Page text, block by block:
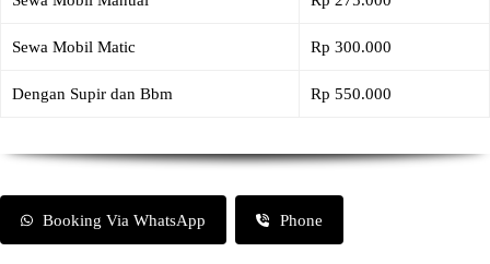
Sewa Mobil Matic Rp 300.000
Dengan Supir dan Bbm Rp 550.000
Booking Via WhatsApp Phone